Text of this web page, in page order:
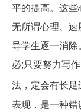
平的提高。这些
无所谓心理、
导学生逐一消
必;只要努力写
法，定会有长足
表现，是一种